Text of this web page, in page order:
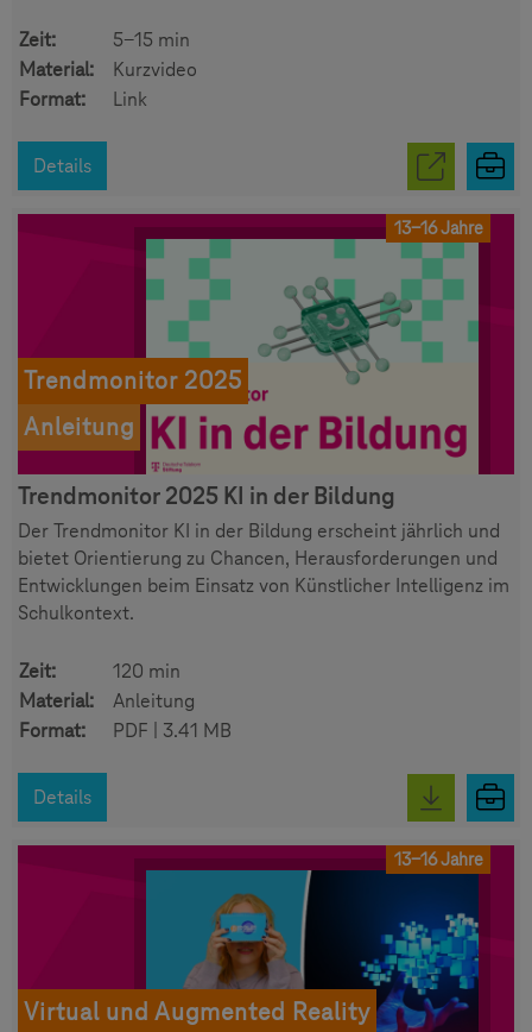
Zeit:
5-15 min
Material:
Kurzvideo
Format:
Link
Details
13-16 Jahre
Trendmonitor 2025
Anleitung
Trendmonitor 2025 KI in der Bildung
Der Trendmonitor KI in der Bildung erscheint jährlich und
bietet Orientierung zu Chancen, Herausforderungen und
Entwicklungen beim Einsatz von Künstlicher Intelligenz im
Schulkontext.
Zeit:
120 min
Material:
Anleitung
Format:
PDF | 3.41 MB
Details
13-16 Jahre
Virtual und Augmented Reality